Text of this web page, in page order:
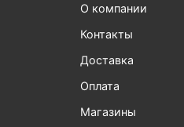
О компании
Контакты
Доставка
Оплата
Магазины